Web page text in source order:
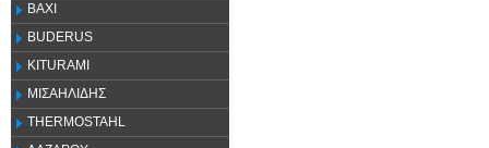
ΒΑΧΙ
BUDERUS
KITURAMI
ΜΙΣΑΗΛΙΔΗΣ
THERMOSTAHL